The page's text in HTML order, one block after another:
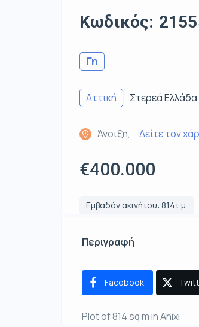
Κωδικός:
Γη
Αττική Στερεά Ελλάδα
Άνοιξη, Δείτε τον
€400.000
Εμβαδόν ακινήτου: 814τ.μ.
Περιγραφή
Facebook
Plot of 814 sq m in Anixi